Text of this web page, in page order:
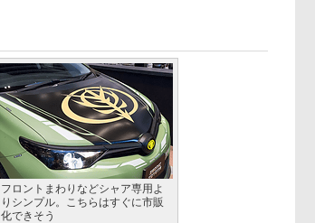
フロントまわりなどシャア専用よ
りシンプル。こちらはすぐに市販
化できそう